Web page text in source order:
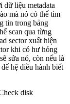
dữ liệu metadata
mà nó có thể tìm
tin trong bảng
scan qua từng
sector xuất hiện
khi có hư hỏng
sửa nó, còn nếu là
hệ điều hành biết
disk